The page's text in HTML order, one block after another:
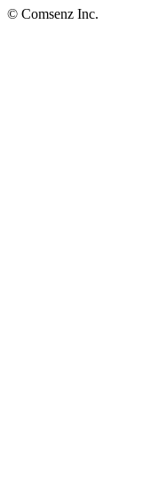
© Comsenz Inc.